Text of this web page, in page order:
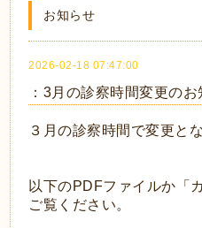
お知らせ
2026-02-18 07:47:00
：3月の診察時間変更のお
３月の診察時間で変更と
以下のPDFファイルか「
ご覧ください。